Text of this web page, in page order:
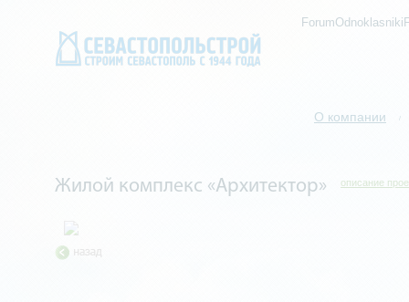
/
О компании
Жилой комплекс «Архитектор» описание